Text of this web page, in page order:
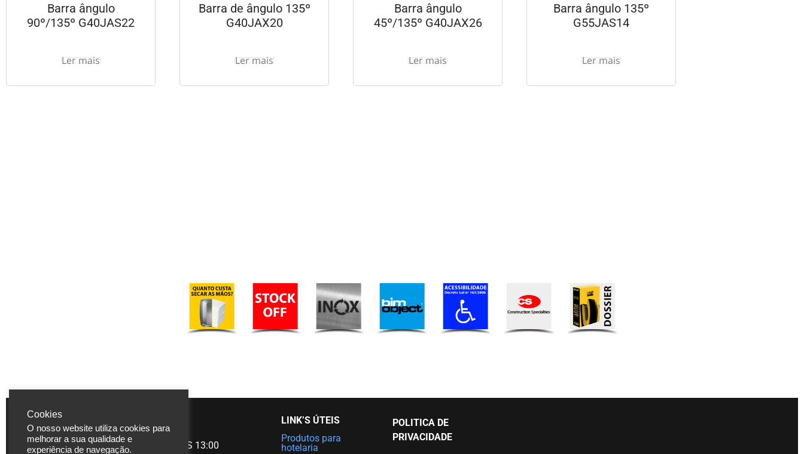
Barra ângulo
90º/135º G40JAS22
Ler mais
Barra de ângulo 135º
G40JAX20
Ler mais
Barra ângulo
45º/135º G40JAX26
Ler mais
Barra ângulo 135º
G55JAS14
Ler mais
LASERBUILD
Rua Coronel Carlos
HORÁRIO
Manhã 09:00 àS 13:00
LINK’S ÚTEIS
Produtos para
hotelaria
POLITICA DE
PRIVACIDADE
Cookies
O nosso website utiliza cookies para
melhorar a sua qualidade e
experiência de navegação.